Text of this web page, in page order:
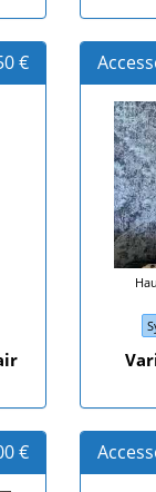
€
€